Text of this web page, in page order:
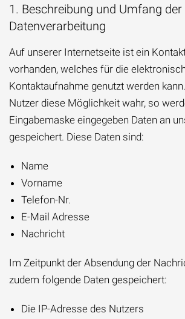
1. Beschreibung und Umfang der
Datenverarbeitung
Auf unserer Internetseite ist ein
vorhanden, welches für die
Kontaktaufnahme genutzt werden
Nutzer diese Möglichkeit wahr, so
Eingabemaske eingegeben Daten an
gespeichert. Diese Daten sind:
Name
Vorname
Telefon-Nr.
E-Mail Adresse
Nachricht
Im Zeitpunkt der Absendung der
zudem folgende Daten gespeichert:
Die IP-Adresse des Nutzers